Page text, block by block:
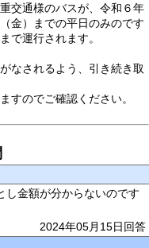
交通様のバスが、令和６年
金）までの平日のみのです
で運行されます。
なされるよう、引き続き取
すのでご確認ください。
し金額が分からないのです
2024年05月15日回答